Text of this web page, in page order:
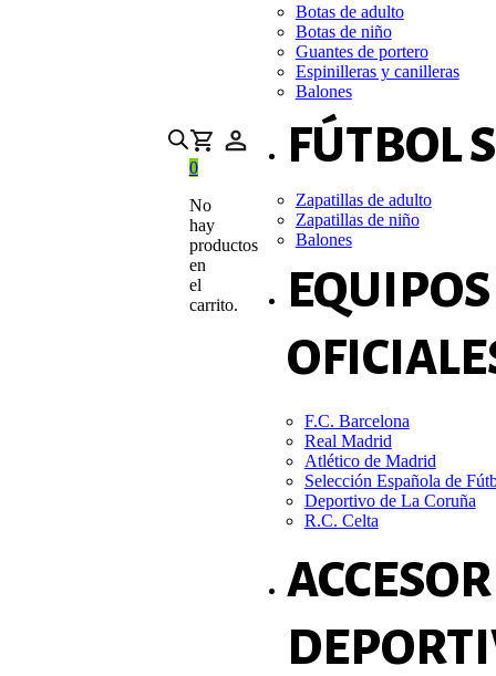
0
No
hay
productos
en
el
carrito.
Botas de adulto
Botas de niño
Guantes de portero
Espinilleras y canilleras
Balones
FÚTBOL
Zapatillas de adulto
Zapatillas de niño
Balones
EQUIPOS
F.C. Barcelona
Real Madrid
Atlético de Madrid
Selección Española de
Deportivo de La Coruña
R.C. Celta